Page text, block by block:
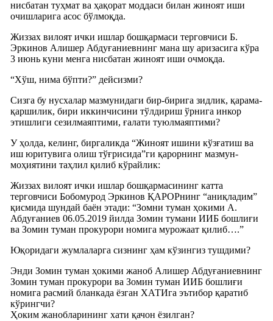
нисбатан туҳмат ва ҳақорат моддаси билан жиноят иши
очишларига асос бўлмоқда.
Жиззах вилоят ички ишлар бошқармаси терговчиси Б.
Эркинов Алишер Абдуғаниевнинг мана шу аризасига кўра
3 июнь куни менга нисбатан жиноят иши очмоқда.
“Хўш, нима бўпти?” дейсизми?
Сизга бу нусхалар мазмунидаги бир-бирига зидлик, қарама-
қаршилик, бири иккинчисини тўлдириш ўрнига инкор
этишлиги сезилмаяптими, ғалати туюлмаяптими?
У ҳолда, келинг, биргаликда “Жиноят ишини кўзғатиш ва
иш юритувига олиш тўғрисида”ги қарорнинг мазмун-
моҳиятини таҳлил қилиб кўрайлик:
Жиззах вилоят ички ишлар бошқармасининг катта
терговчиси Бобомурод Эркинов ҚАРОРнинг “аниқладим”
қисмида шундай баён этади: “Зомни туман ҳокими А.
Абдуғаниев 06.05.2019 йилда Зомин тумани ИИБ бошлиғи
ва Зомин туман прокурори номига мурожаат қилиб….”
Юқоридаги жумлаларга сизнинг ҳам кўзингиз тушдими?
Энди Зомин туман ҳокими жаноб Алишер Абдуғаниевнинг
Зомин туман прокурори ва Зомин туман ИИБ бошлиғи
номига расмий бланкада ёзган ХАТИга эътибор қаратиб
кўрингчи?
Ҳоким жанобларининг хати қачон ёзилган?